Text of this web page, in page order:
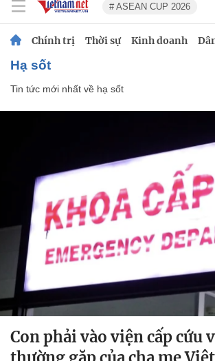
# ASEAN CUP 2026
Chính trị Thời sự Kinh doanh
hạ sốt
Tin tức mới nhất về hạ sốt
Con phải vào viện cấp cứu